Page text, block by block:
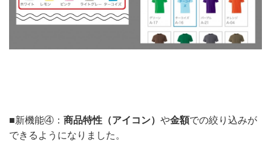
■新機能④： 商品特性（アイコン） や金額での絞り込みが
できるようになりました。